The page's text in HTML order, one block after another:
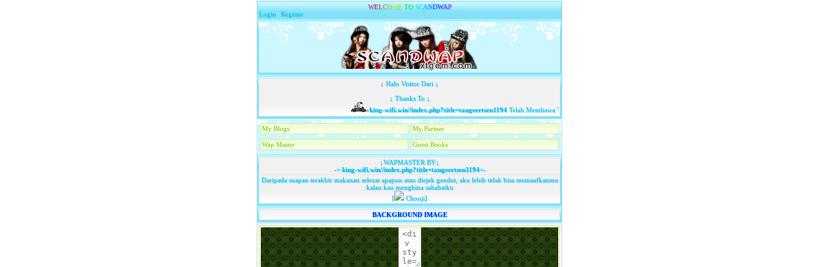
WELCOME TO SCANDWAP
Login |Register
↓ Halo Visitor Dari ↓
↓ Thanks To ↓
king-wifi.win//index.php?title=tangeertsen1194Telah Membawa Tamu...
My Blogs My Partner
Wap Master Guest Books
↓WAPMASTER BY↓
-=king-wifi.win//index.php?title=tangeertsen1194=-
Daripada suapan terakhir makanan selezat apapun atau diejek gendut, aku lebih tidak bisa memaafkanmu
kalau kau menghina sahabatku
[
Chouji]
BACKGROUND IMAGE